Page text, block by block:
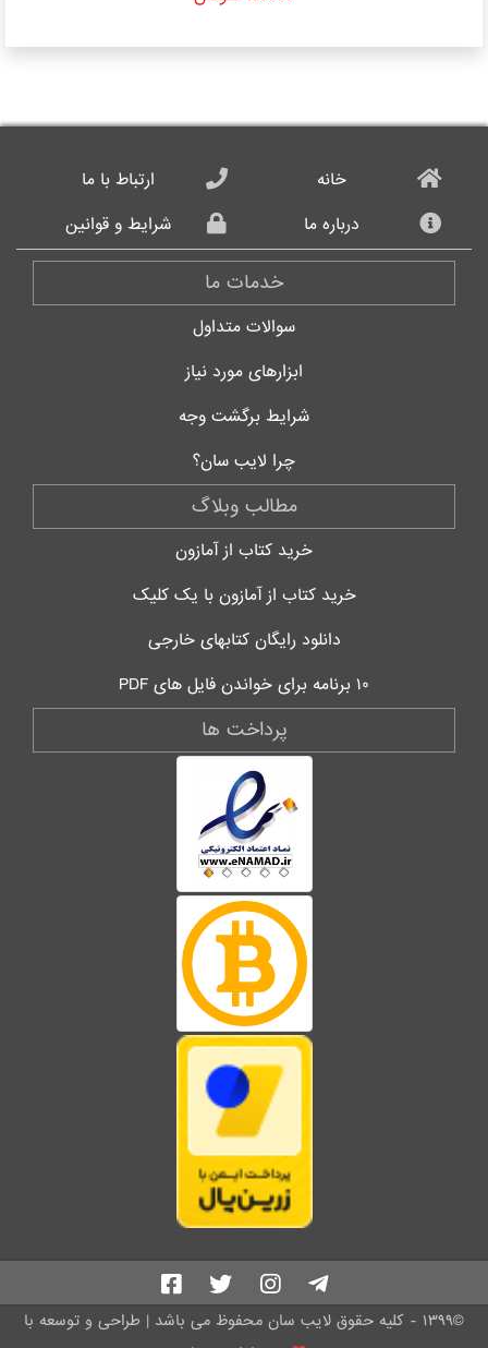
خانه
ارتباط با ما
درباره ما
شرایط و قوانین
خدمات ما
سوالات متداول
ابزارهای مورد نیاز
شرایط برگشت وجه
چرا لایب سان؟
مطالب وبلاگ
خرید کتاب از آمازون
خرید کتاب از آمازون با یک کلیک
دانلود رایگان کتابهای خارجی
۱۰ برنامه برای خواندن فایل های PDF
پرداخت ها